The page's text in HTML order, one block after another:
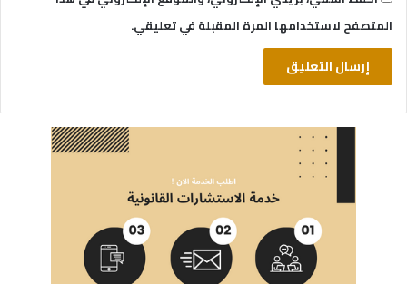
المتصفح لاستخدامها المرة المقبلة في تعليقي.